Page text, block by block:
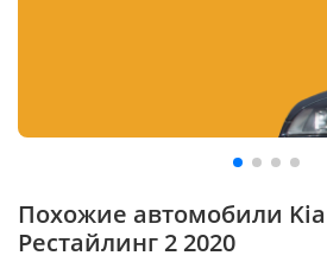
Похожие автомобили
Рестайлинг 2 2020